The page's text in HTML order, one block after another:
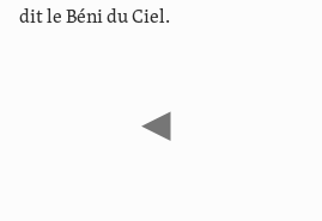
dit le Béni du Ciel.
◀